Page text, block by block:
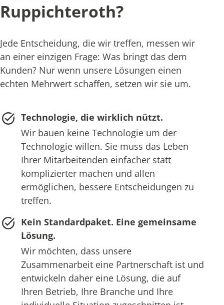
Ruppichteroth?
Jede Entscheidung, die wir treffen, messen wir
an einer einzigen Frage: Was bringt das dem
Kunden? Nur wenn unsere Lösungen einen
echten Mehrwert schaffen, setzen wir sie um.
Technologie, die wirklich nützt.
Wir bauen keine Technologie um der
Technologie willen. Sie muss das Leben
Ihrer Mitarbeitenden einfacher statt
komplizierter machen und allen
ermöglichen, bessere Entscheidungen zu
treffen.
Kein Standardpaket. Eine gemeinsame
Lösung.
Wir möchten, dass unsere
Zusammenarbeit eine Partnerschaft ist und
entwickeln daher eine Lösung, die auf
Ihren Betrieb, Ihre Branche und Ihre